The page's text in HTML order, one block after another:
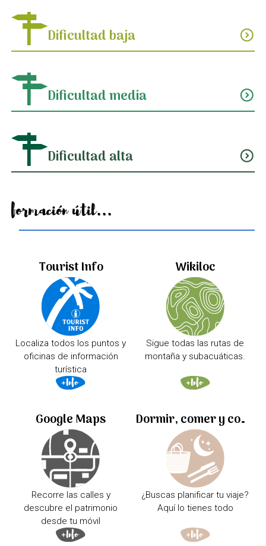
Dificultad baja expand_circle_down
Dificultad media expand_circle_down
Dificultad alta expand_circle_down
Información útil...
Tourist Info
Localiza todos los puntos y
oficinas de información
turística
Wikiloc
Sigue todas las rutas de
montaña y subacuáticas.
Google Maps
Recorre las calles y
descubre el patrimonio
desde tu móvil
Dormir, comer y comprar
¿Buscas planificar tu viaje?
Aquí lo tienes todo